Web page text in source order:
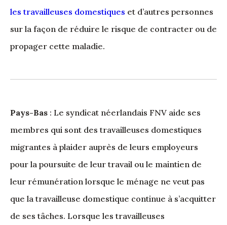
les travailleuses domestiques et d’autres personnes
sur la façon de réduire le risque de contracter ou de
propager cette maladie.
Pays-Bas : Le syndicat néerlandais FNV aide ses
membres qui sont des travailleuses domestiques
migrantes à plaider auprès de leurs employeurs
pour la poursuite de leur travail ou le maintien de
leur rémunération lorsque le ménage ne veut pas
que la travailleuse domestique continue à s’acquitter
de ses tâches. Lorsque les travailleuses